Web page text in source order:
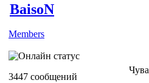
BaisoN
Members
3447 сообщений